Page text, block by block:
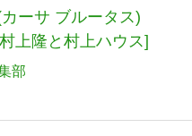
ーサ ブルータス)
上隆と村上ハウス]
部